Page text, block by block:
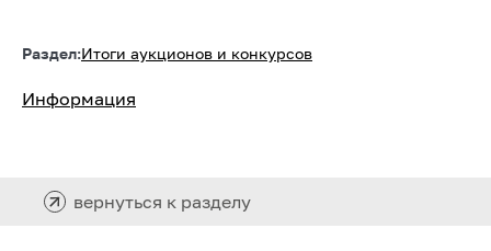
Раздел:Итоги аукционов и конкурсов
Информация
вернуться к разделу